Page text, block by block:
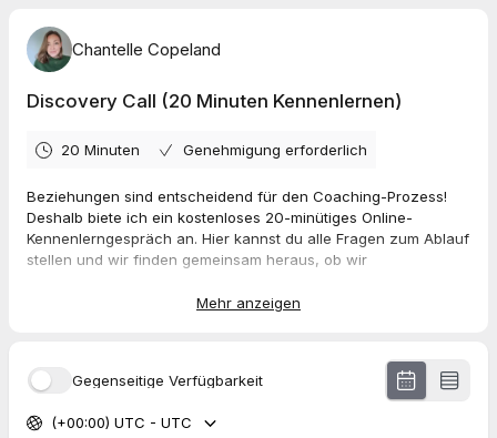
Chantelle Copeland
Discovery Call (20 Minuten Kennenlernen)
20 Minuten Genehmigung erforderlich
Beziehungen sind entscheidend für den Coaching-Prozess!
Deshalb biete ich ein kostenloses 20-minütiges Online-
Kennenlerngespräch an. Hier kannst du alle Fragen zum Ablauf
stellen und wir finden gemeinsam heraus, ob wir
Gelegenheit, einander kurz kennenzulernen, damit wir beide
ein gutes Gefühl haben, bevor ein Termin gebucht wird.
Datenschutz ist mir wichtig
Mehr anzeigen
Gegenseitige Verfügbarkeit
(+00:00) UTC - UTC